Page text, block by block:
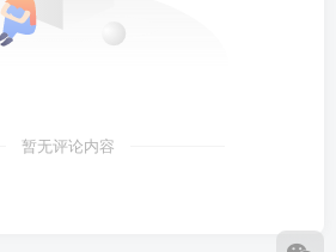
暂无评论内容